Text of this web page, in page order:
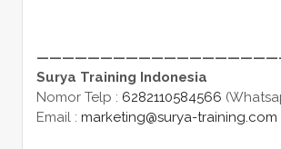
Surya Training Indonesia
Nomor Telp : 6282110584566
Email : marketing@surya-training.com